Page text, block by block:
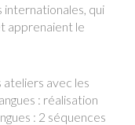
qui
apprenaient le
avec les
: réalisation
: 2 séquences